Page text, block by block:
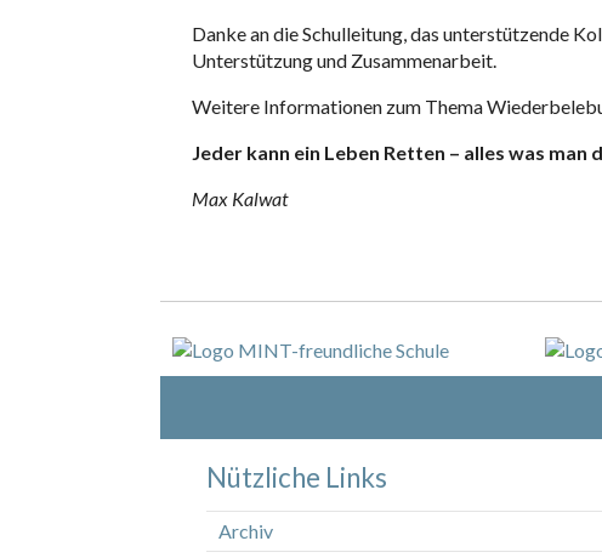
Danke an die Schulleitung, das unterstützende
Unterstützung und Zusammenarbeit.
Weitere Informationen zum Thema
Jeder kann ein Leben Retten – alles was man
Max Kalwat
Nützliche Links
Archiv